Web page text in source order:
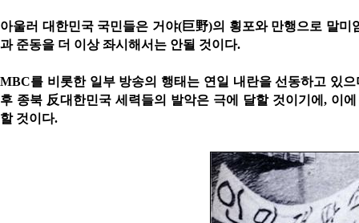
아울러 대한민국 국민들은 거야(巨野)의 횡포와 만행으로 말미
과 준동을 더 이상 좌시해서는 안될 것이다.
MBC를 비롯한 일부 방송의 행태는 연일 내란을 선동하고 있으
후 종북 反대한민국 세력들의 발악은 극에 달할 것이기에 , 이
할 것이다.